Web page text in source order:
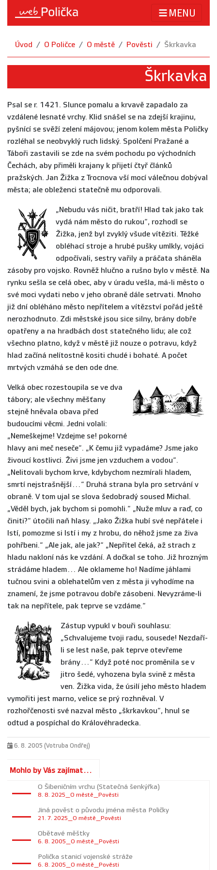
MENU
Úvod O Poličce O městě Pověsti Škrkavka
Škrkavka
Psal se r. 1421. Slunce pomalu a krvavě zapadalo za
vzdálené lesnaté vrchy. Klid snášel se na zdejší krajinu,
pyšnící se svěží zelení májovou; jenom kolem města Poličky
rozléhal se neobvyklý ruch lidský. Spolčení Pražané a
Táboři zastavili se zde na svém pochodu po východních
Čechách, aby přiměli krajany k přijetí čtyř článků
pražských. Jan Žižka z Trocnova vší mocí válečnou dobýval
města; ale obleženci statečně mu odporovali.
„Nebudu vás ničit, bratří! Hlad tak jako tak
vydá nám město do rukou“, rozhodl se
Žižka, jenž byl zvyklý všude vítěziti. Těžké
obléhací stroje a hrubé pušky umlkly, vojáci
odpočívali, sestry vařily a práčata sháněla
zásoby pro vojsko. Rovněž hlučno a rušno bylo v městě. Na
rynku sešla se celá obec, aby v úradu vešla, má-li město o
své moci vydati nebo v jeho obraně dále setrvati. Mnoho
již dní obléháno město nepřítelem a vítězství pořád ještě
nerozhodnuto. Zdi městské jsou sice silny, brány dobře
opatřeny a na hradbách dost statečného lidu; ale což
všechno platno, když v městě již nouze o potravu, když
hlad začíná nelítostně kositi chudé i bohaté. A počet
mrtvých vzmáhá se den ode dne.
Velká obec rozestoupila se ve dva
tábory; ale všechny měšťany
stejně hněvala obava před
budoucími věcmi. Jedni volali:
„Nemeškejme! Vzdejme se! pokorné
hlavy ani meč neseče“. „K čemu již vypadáme? Jsme jako
živoucí kostlivci. Živi jsme jen vzduchem a vodou“.
„Nelitovali bychom krve, kdybychom nezmírali hladem,
smrtí nejstrašnější…“ Druhá strana byla pro setrvání v
obraně. V tom ujal se slova šedobradý soused Michal.
„Věděl bych, jak bychom si pomohli.“ „Nuže mluv a raď, co
činiti?“ útočili naň hlasy. „Jako Žižka hubí své nepřátele i
lstí, pomozme si lstí i my z hrobu, do něhož jsme za živa
pohřbeni.“ „Ale jak, ale jak?“ „Nepřítel čeká, až strach z
hladu nakloní nás ke vzdání. A dočkal se toho. Již hrozným
strádáme hladem… Ale oklameme ho! Nadíme jáhlami
tučnou svini a oblehatelům ven z města ji vyhodíme na
znamení, že jsme potravou dobře zásobeni. Nevyzráme-li
tak na nepřítele, pak teprve se vzdáme.“
Zástup vypukl v bouři souhlasu:
„Schvalujeme tvoji radu, sousede! Nezdaří-
li se lest naše, pak teprve otevřeme
brány…“ Když poté noc proměnila se v
jitro šedé, vyhozena byla svině z města
ven. Žižka vida, že úsilí jeho město hladem
vymořiti jest marno, velice se prý rozhněval. V
rozhořčenosti své nazval město „škrkavkou“, hnul se
odtud a pospíchal do Královéhradecka.
6. 8. 2005 (Votruba Ondřej)
Mohlo by Vás zajímat...
O Šibeničním vrchu (Statečná šenkýřka)
8. 8. 2025_O městě_Pověsti
Jiná pověst o původu jména města Poličky
21. 7. 2025_O městě_Pověsti
Obětavé měštky
6. 8. 2005_O městě_Pověsti
Polička stanicí vojenské stráže
6. 8. 2005_O městě_Pověsti